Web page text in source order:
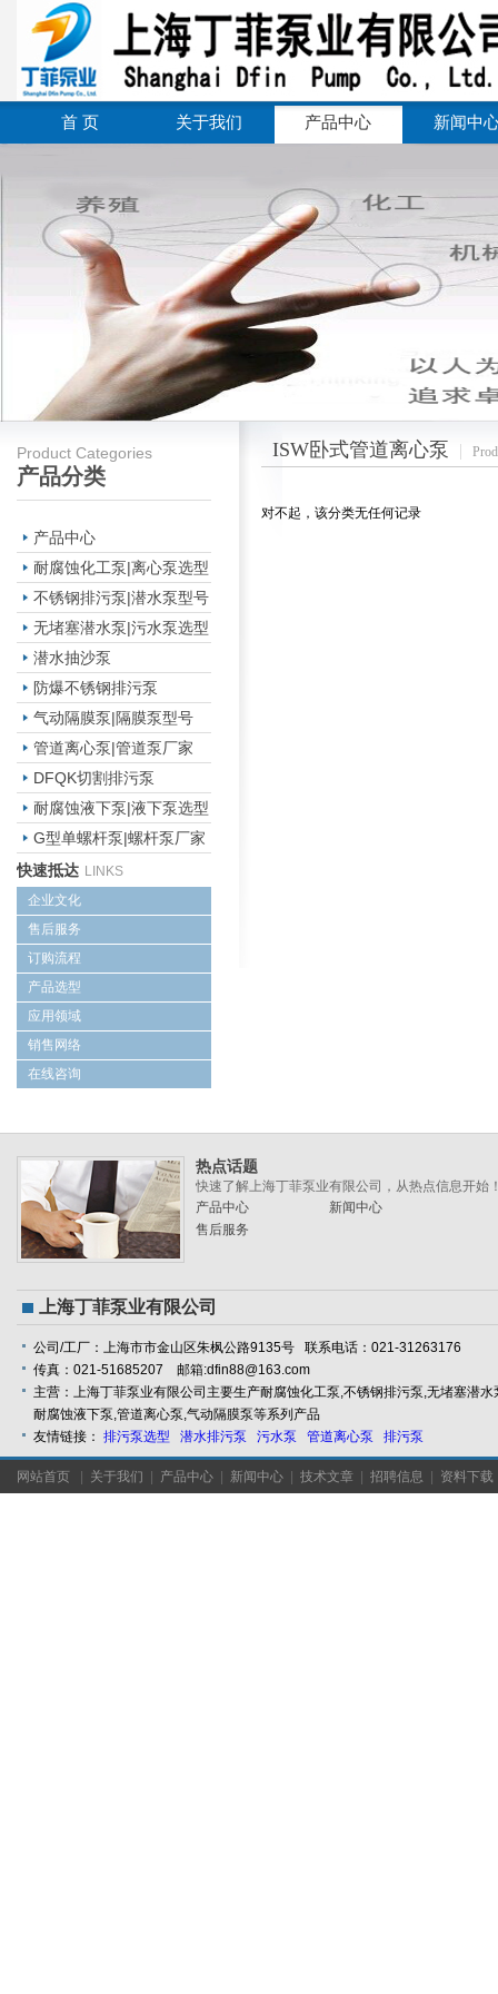
首 页 关于我们 产品中心 新闻中
Product Categories
产品分类
产品中心
耐腐蚀化工泵|离心泵选型
不锈钢排污泵|潜水泵型号
无堵塞潜水泵|污水泵选型
潜水抽沙泵
防爆不锈钢排污泵
气动隔膜泵|隔膜泵型号
管道离心泵|管道泵厂家
DFQK切割排污泵
耐腐蚀液下泵|液下泵选型
G型单螺杆泵|螺杆泵厂家
快速抵达 LINKS
企业文化
售后服务
订购流程
产品选型
应用领域
销售网络
在线咨询
ISW卧式管道离心泵
对不起，该分类无任何记录
热点话题
快速了解上海丁菲泵业有限公司，从热点信息开始
产品中心
新闻中心
售后服务
上海丁菲泵业有限公司
公司/工厂：上海市市金山区朱枫公路9135号 联系电话：021-31263176
传真：021-51685207 邮箱:dfin88@163.com
主营：上海丁菲泵业有限公司主要生产耐腐蚀化工泵,不锈钢排污泵,无堵塞潜
耐腐蚀液下泵,管道离心泵,气动隔膜泵等系列产品
友情链接： 排污泵选型 潜水排污泵 污水泵 管道离心泵 排污泵
网站首页 关于我们 产品中心 新闻中心 技术文章 招聘信息 资料下载